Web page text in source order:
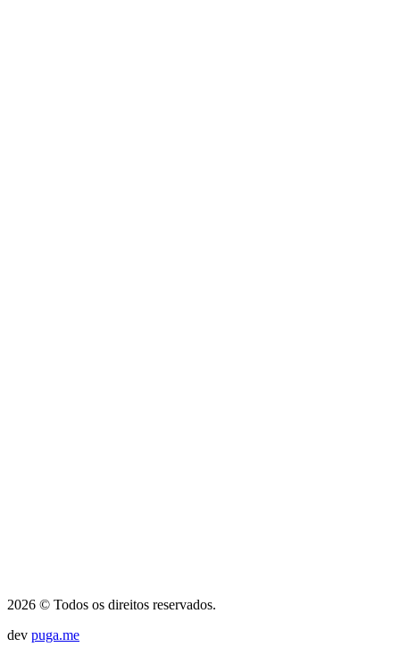
2026 © Todos os direitos reservados.
dev puga.me